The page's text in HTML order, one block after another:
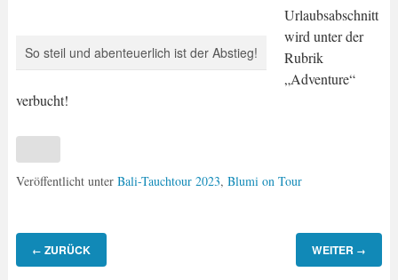
So steil und abenteuerlich ist der Abstieg!
Urlaubsabschnitt
wird unter der
Rubrik
„Adventure“
verbucht!
Veröffentlicht unter Bali-Tauchtour 2023, Blumi on Tour
← ZURÜCK WEITER →